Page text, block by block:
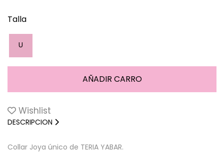
Talla
U
Wishlist
DESCRIPCION
Collar Joya único de TERIA YABAR.